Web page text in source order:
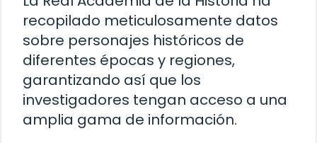
recopilado meticulosamente datos
sobre personajes históricos de
diferentes épocas y regiones,
garantizando así que los
investigadores tengan acceso a una
amplia gama de información.